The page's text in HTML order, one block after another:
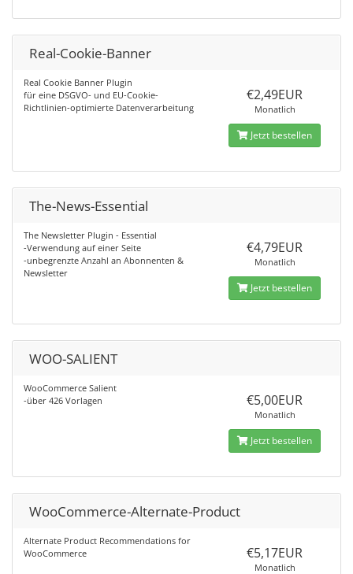
Real-Cookie-Banner
Real Cookie Banner Plugin
für eine DSGVO- und EU-Cookie-
Richtlinien-optimierte Datenverarbeitung
€2,49EUR
Monatlich
Jetzt bestellen
The-News-Essential
The Newsletter Plugin - Essential
-Verwendung auf einer Seite
-unbegrenzte Anzahl an Abonnenten &
Newsletter
€4,79EUR
Monatlich
Jetzt bestellen
WOO-SALIENT
WooCommerce Salient
-über 426 Vorlagen
€5,00EUR
Monatlich
Jetzt bestellen
WooCommerce-Alternate-Product
Alternate Product Recommendations for
WooCommerce
€5,17EUR
Monatlich